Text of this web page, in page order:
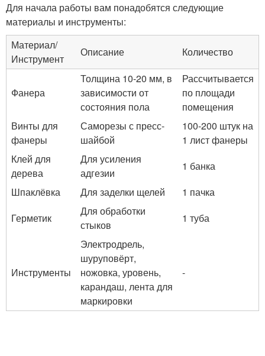
Для начала работы вам понадобятся следующие
материалы и инструменты:
Материал/
Инструмент
Описание Количество
Фанера
Толщина 10-20 мм, в
зависимости от
состояния пола
Рассчитывается
по площади
помещения
Винты для
фанеры
Саморезы с пресс-
шайбой
100-200 штук на
1 лист фанеры
Клей для
дерева
Для усиления
адгезии
1 банка
Шпаклёвка
Для заделки щелей
1 пачка
Герметик
Для обработки
стыков
1 туба
Инструменты
Электродрель,
шуруповёрт,
ножовка, уровень,
карандаш, лента для
маркировки
-